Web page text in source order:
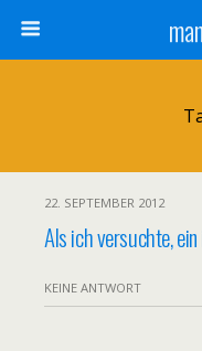
22. SEPTEMBER 2012
Als ich versuchte,
KEINE ANTWORT